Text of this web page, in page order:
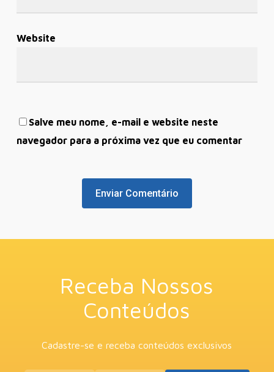
Website
Salve meu nome, e-mail e website neste
navegador para a próxima vez que eu comentar
Receba Nossos
Conteúdos
Cadastre-se e receba conteúdos exclusivos